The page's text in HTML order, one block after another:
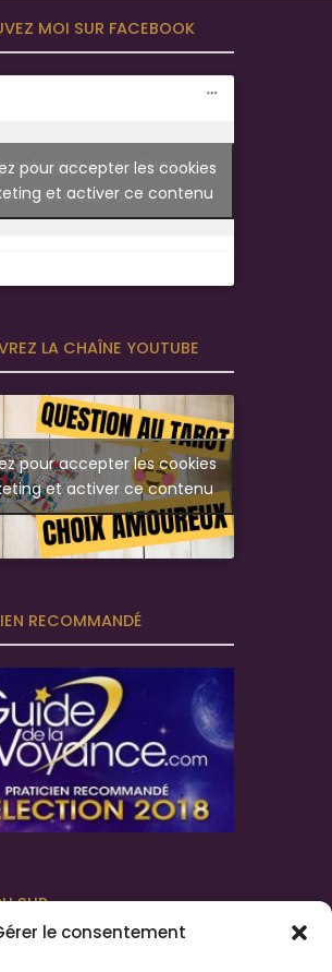
le consentement
MOI SUR FACEBOOK
& Médium -
Delava
pour accepter les cookies
et activer ce contenu
LA CHAÎNE YOUTUBE
pour accepter les cookies
et activer ce contenu
RECOMMANDÉ
SUR